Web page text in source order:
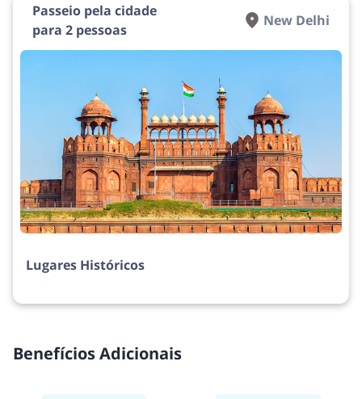
Passeio pela cidade
para 2 pessoas
New Delhi
Lugares Históricos
Benefícios Adicionais